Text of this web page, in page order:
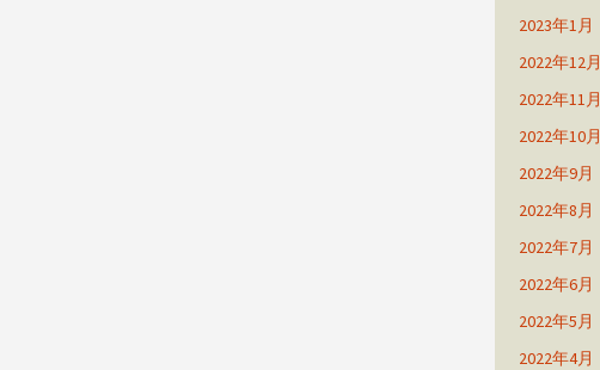
2023年1月
2022年12月
2022年11月
2022年10月
2022年9月
2022年8月
2022年7月
2022年6月
2022年5月
2022年4月